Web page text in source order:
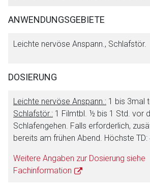
ANWENDUNGSGEBIETE
Leichte nervöse Anspann., Schlafstör.
DOSIERUNG
Leichte nervöse Anspann.: 1 bis 3mal
Schlafstör.: 1 Filmtbl. ½ bis 1 Std. vor
Schlafengehen. Falls erforderlich,
bereits am frühen Abend. Höchste TD:
Weitere Angaben zur Dosierung siehe
Fachinformation
Aufruf einer externen Seite
Der von Ihnen aufgerufene Link öffnet
Seite. Für die Inhalte der externen
Betreiber verantwortlich. Ebenso
Datenschutzbestimmungen.